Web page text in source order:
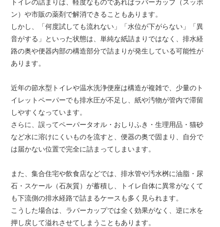
トイレの詰まりは、軽度なものであればラバーカップ（スッポ
ン）や市販の薬剤で解消できることもあります。
しかし、「何度試しても流れない」「水位が下がらない」「異
音がする」といった状態は、単純な紙詰まりではなく、排水経
路の奥や便器内部の構造部分で詰まりが発生している可能性が
あります。
近年の節水型トイレや温水洗浄便座は構造が複雑で、少量のト
イレットペーパーでも排水圧が不足し、紙や汚物が管内で滞留
しやすくなっています。
さらに、誤ってペーパータオル・おしりふき・生理用品・猫砂
など水に溶けにくいものを流すと、便器の奥で固まり、自分で
は届かない位置で完全に詰まってしまいます。
また、集合住宅や飲食店などでは、排水管や汚水桝に油脂・尿
石・スケール（石灰質）が蓄積し、トイレ自体に異常がなくて
も下流側の排水経路で詰まるケースも多く見られます。
こうした場合は、ラバーカップでは全く効果がなく、逆に水を
押し戻して溢れさせてしまうこともあります。